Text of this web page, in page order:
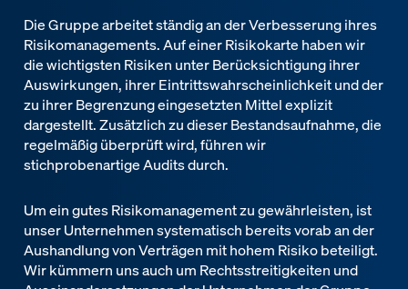
Die Gruppe arbeitet ständig an der Verbesserung ihres
Risikomanagements. Auf einer Risikokarte haben wir
die wichtigsten Risiken unter Berücksichtigung ihrer
Auswirkungen, ihrer Eintrittswahrscheinlichkeit und der
zu ihrer Begrenzung eingesetzten Mittel explizit
dargestellt. Zusätzlich zu dieser Bestandsaufnahme, die
regelmäßig überprüft wird, führen wir
stichprobenartige Audits durch.
Um ein gutes Risikomanagement zu gewährleisten, ist
unser Unternehmen systematisch bereits vorab an der
Aushandlung von Verträgen mit hohem Risiko beteiligt.
Wir kümmern uns auch um Rechtsstreitigkeiten und